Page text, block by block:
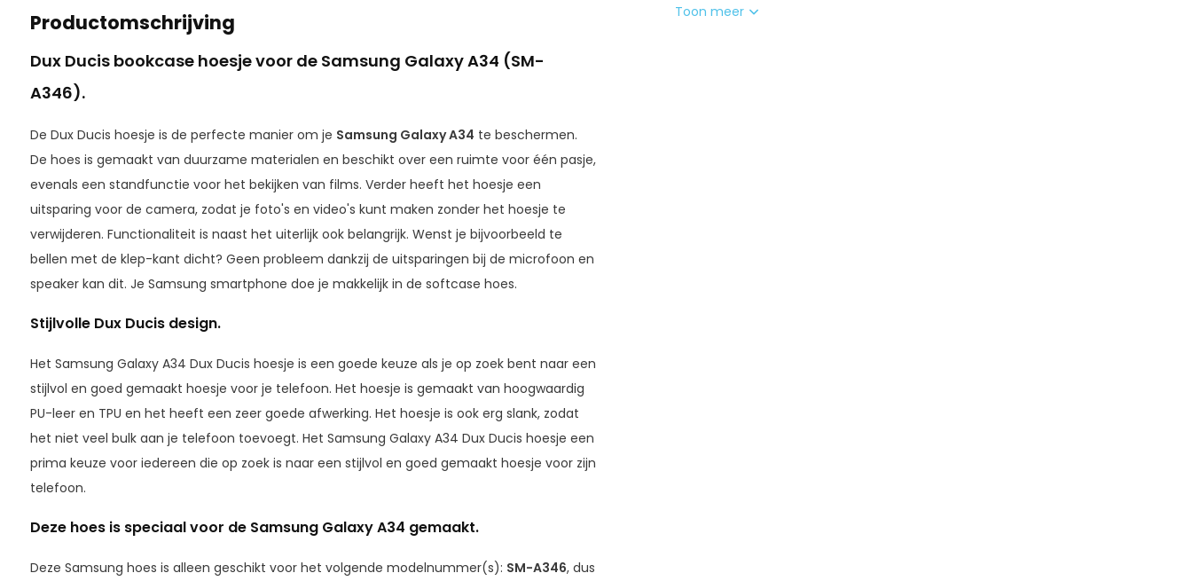
Productomschrijving
Dux Ducis bookcase hoesje voor de Samsung Galaxy A34 (SM-
A346).
De Dux Ducis hoesje is de perfecte manier om je Samsung Galaxy A34 te beschermen.
De hoes is gemaakt van duurzame materialen en beschikt over een ruimte voor één pasje,
evenals een standfunctie voor het bekijken van films. Verder heeft het hoesje een
uitsparing voor de camera, zodat je foto's en video's kunt maken zonder het hoesje te
verwijderen. Functionaliteit is naast het uiterlijk ook belangrijk. Wenst je bijvoorbeeld te
bellen met de klep-kant dicht? Geen probleem dankzij de uitsparingen bij de microfoon en
speaker kan dit. Je Samsung smartphone doe je makkelijk in de softcase hoes.
Stijlvolle Dux Ducis design.
Het Samsung Galaxy A34 Dux Ducis hoesje is een goede keuze als je op zoek bent naar een
stijlvol en goed gemaakt hoesje voor je telefoon. Het hoesje is gemaakt van hoogwaardig
PU-leer en TPU en het heeft een zeer goede afwerking. Het hoesje is ook erg slank, zodat
het niet veel bulk aan je telefoon toevoegt. Het Samsung Galaxy A34 Dux Ducis hoesje een
prima keuze voor iedereen die op zoek is naar een stijlvol en goed gemaakt hoesje voor zijn
telefoon.
Deze hoes is speciaal voor de Samsung Galaxy A34 gemaakt.
Deze Samsung hoes is alleen geschikt voor het volgende modelnummer(s): SM-A346, dus
Toon meer